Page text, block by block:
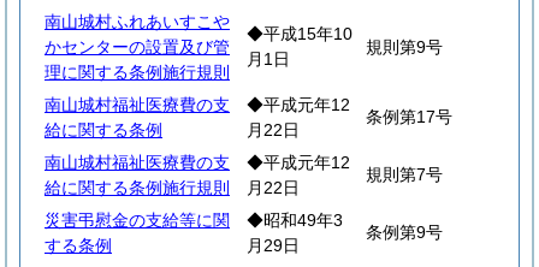
南山城村ふれあいすこや
かセンターの設置及び管
理に関する条例施行規則
◆平成15年10
月1日
規則第9号
南山城村福祉医療費の支
給に関する条例
◆平成元年12
月22日
条例第17号
南山城村福祉医療費の支
給に関する条例施行規則
◆平成元年12
月22日
規則第7号
災害弔慰金の支給等に関
する条例
◆昭和49年3
月29日
条例第9号